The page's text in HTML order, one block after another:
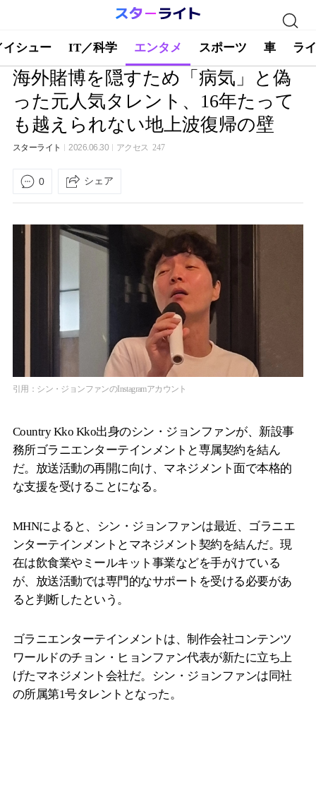
イシュー IT／科学 エンタメ スポーツ 車 ラ
海外賭博を隠すため「病気」と偽
った元人気タレント、16年たって
も越えられない地上波復帰の壁
スターライト 2026.06.30 アクセス 247
0 シェア
引用：シン・ジョンファンのInstagramアカウント
Country Kko Kko出身のシン・ジョンファンが、新設事
務所ゴラニエンターテインメントと専属契約を結ん
だ。放送活動の再開に向け、マネジメント面で本格的
な支援を受けることになる。
MHNによると、シン・ジョンファンは最近、ゴラニエ
ンターテインメントとマネジメント契約を結んだ。現
在は飲食業やミールキット事業などを手がけている
が、放送活動では専門的なサポートを受ける必要があ
ると判断したという。
ゴラニエンターテインメントは、制作会社コンテンツ
ワールドのチョン・ヒョンファン代表が新たに立ち上
げたマネジメント会社だ。シン・ジョンファンは同社
の所属第1号タレントとなった。